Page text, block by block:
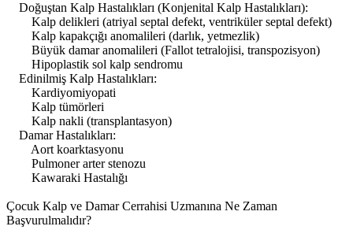
Doğuştan Kalp Hastalıkları (Konjenital Kalp Hastalıkları):
Kalp delikleri (atriyal septal defekt, ventriküler septal defekt)
Kalp kapakçığı anomalileri (darlık, yetmezlik)
Büyük damar anomalileri (Fallot tetralojisi, transpozisyon)
Hipoplastik sol kalp sendromu
Edinilmiş Kalp Hastalıkları:
Kardiyomiyopati
Kalp tümörleri
Kalp nakli (transplantasyon)
Damar Hastalıkları:
Aort koarktasyonu
Pulmoner arter stenozu
Kawaraki Hastalığı
Çocuk Kalp ve Damar Cerrahisi Uzmanına Ne Zaman
Başvurulmalıdır?